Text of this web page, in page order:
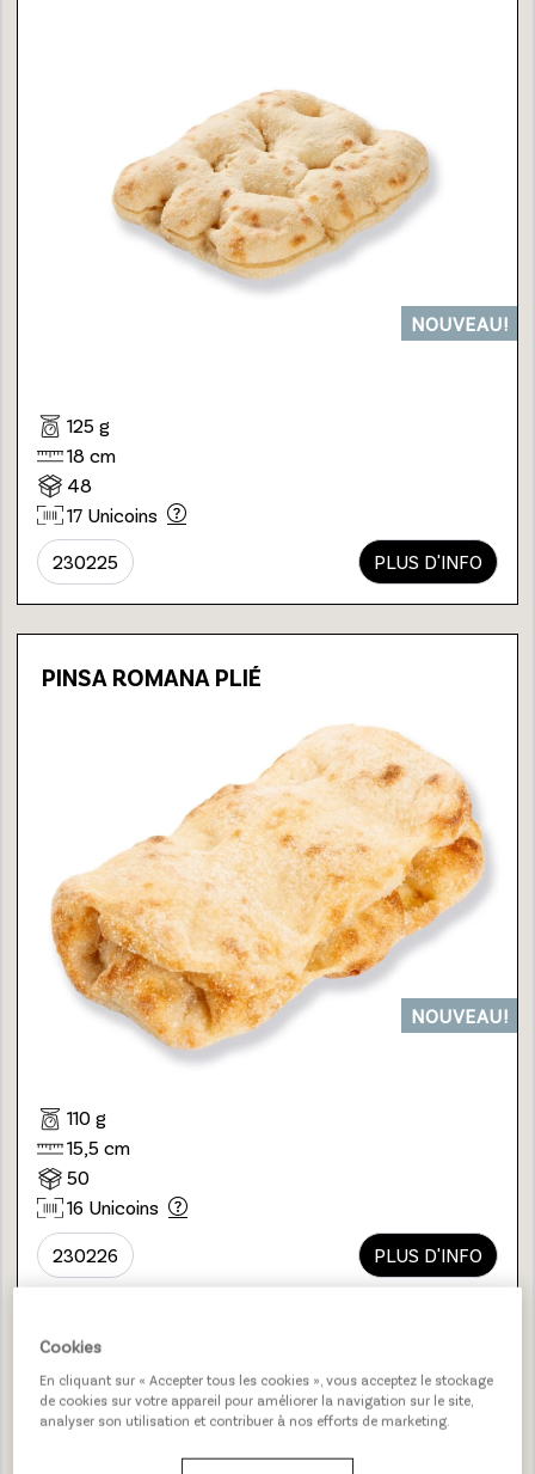
NOUVEAU!
125 g
18 cm
48
17 Unicoins
230225 PLUS D'INFO
PINSA ROMANA PLIÉ
NOUVEAU!
110 g
15,5 cm
50
16 Unicoins
230226 PLUS D'INFO
PAIN DU MEUNIER BLANC
Cookies
En cliquant sur « Accepter tous les cookies », vous acceptez le stockage
de cookies sur votre appareil pour améliorer la navigation sur le site,
analyser son utilisation et contribuer à nos efforts de marketing.